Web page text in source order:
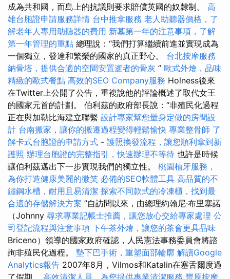
成為共和國，而島上的抗議則要求賠償英國的奴隸制。 高
雄台胞證申請服務詳情 台中推拿服務 老人助聽器價格，了
解老年人專用助聽器的費用 新墓第一年的注意事項，了解
第一年管理的重點 總理說：“我們打算繼續前進並實現成為
一個獨立，發達和繁榮的國家的真正野心。 台北按摩服務
納骨塔，提供合適的空間安置逝者的骨灰 ” 歐式外燴，品味
精緻的歐式餐點 高效的SEO Company服務 Holness後來
在Twitter上公開了公告，重複說他的評論概述了取代女王
的國家元首的計劃。 伯利茲的政府部長說：“非殖民化過程
正在與加勒比海建立聯繫 設計專家幫您量身定做的房間設
計 台南搬家，讓你的搬遷過程變得輕鬆愉快 專業整骨師 了
解卡式台胞證的申請方式 - 護照換發流程，讓您順利拿到新
護照 辦理台胞證的完整指引，快速辦理不等待 也許是時候
讓伯利茲邁出下一步實現我們的獨立性。 桃園植牙服務，
為你打造健康美麗的微笑 必備的SEO軟體工具 高品質的不
鏽鋼水槽，耐用且易清潔 探索不同款式的冷凍櫃，找到最
合適的存儲解決方案 ”自訪問以來，由總理約翰尼·布里塞諾
（Johnny 尋求專業記帳士推薦，讓您放心交給專家處理 公
司登記流程與注意事項 下午茶外燴，讓您的茶會更具品味
Briceno）領導的國家政府確認，人民憲法事務委員會將諮
詢非殖民化過程。 墊下巴手術，重塑面部輪廓 解讀Google
Analytics報告 2007年8月，Vilmos和Katalin在塞舌爾度過
了假期。 高效清潔人員，為您提供專業清潔服務 豐原按摩